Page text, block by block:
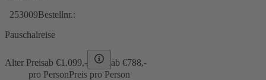
253009Bestellnr.:
Pauschalreise
Alter Preisab €1.099,- ab €788,-
pro PersonPreis pro Person